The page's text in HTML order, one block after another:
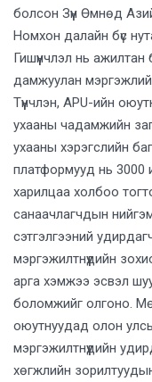
болсон Зүүн Өмнөд
Номхон далайн бүс
Гишүүнчлэл нь
дамжуулан
Түүнчлэн, APU-ийн
ухааны чадамжийн
ухааны хэрэгслийн
платформууд нь 3000
харилцаа холбоо
санаачлагчдын
сэтгэлгээний
мэргэжилтнүүдийн
арга хэмжээ эсвэл
боломжийг олгоно.
оюутнуудад олон
мэргэжилтнүүдийн
хөгжлийн